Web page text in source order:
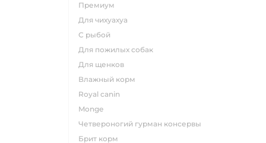
премиум
для чихуахуа
с рыбой
для пожилых собак
для щенков
влажный корм
royal canin
monge
четвероногий гурман консервы
брит корм